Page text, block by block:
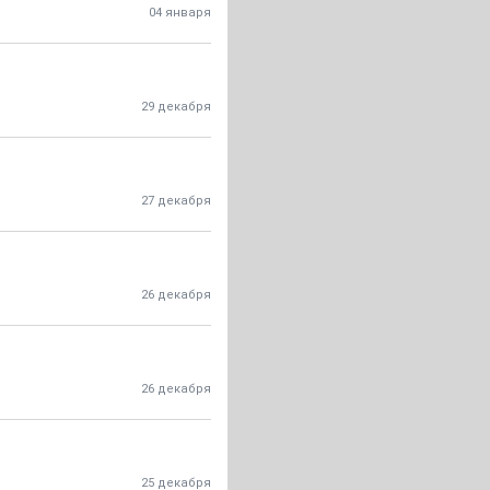
04 января
29 декабря
27 декабря
26 декабря
26 декабря
25 декабря